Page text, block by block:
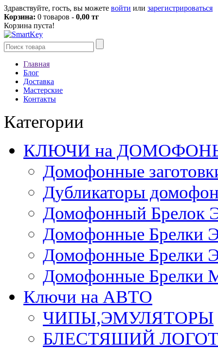
Здравствуйте, гость, вы можете войти или зарегистрироваться
Корзина: 0 товаров - 0,00 тг
Корзина пуста!
Главная
Блог
Доставка
Мастерские
Контакты
Категории
КЛЮЧИ на
Домофонные
Дубликаторы
Домофонный Брелок
Домофонные Брелки
Домофонные Брелки
Домофонные Брелки
Ключи на АВТО
ЧИПЫ,ЭМУЛЯТОРЫ
БЛЕСТЯШИЙ